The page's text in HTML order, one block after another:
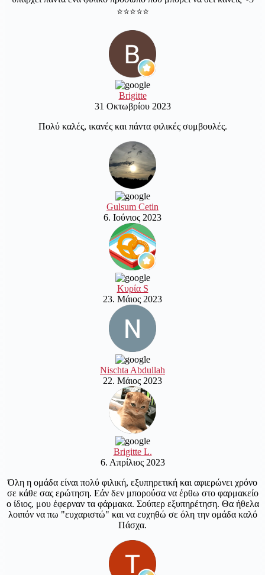
⭐️⭐️⭐️⭐️⭐️
Brigitte
31 Οκτωβρίου 2023
Πολύ καλές, ικανές και πάντα φιλικές συμβουλές.
Gulsum Cetin
6. Ιούνιος 2023
Κυρία S
23. Μάιος 2023
Nischta Abdullah
22. Μάιος 2023
Brigitte L.
6. Απρίλιος 2023
Όλη η ομάδα είναι πολύ φιλική, εξυπηρετική και αφιερώνει χρόνο
σε κάθε σας ερώτηση. Εάν δεν μπορούσα να έρθω στο φαρμακείο
ο ίδιος, μου έφερναν τα φάρμακα. Σούπερ εξυπηρέτηση. Θα ήθελα
λοιπόν να πω "ευχαριστώ" και να ευχηθώ σε όλη την ομάδα καλό
Πάσχα.